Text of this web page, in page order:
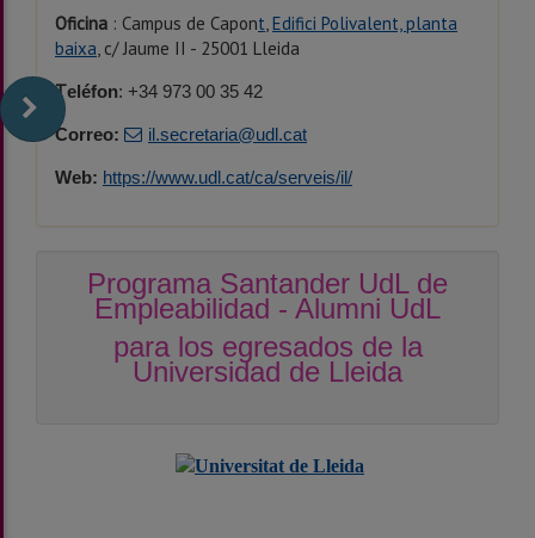
Oficina : Campus de Capont,Edifici Polivalent, planta
baixa, c/ Jaume II - 25001 Lleida
Teléfon: +34 973 00 35 42
Correo: il.secretaria@udl.cat
Web: https://www.udl.cat/ca/serveis/il/
Programa Santander UdL de
Empleabilidad - Alumni UdL
para los egresados de la
Universidad de Lleida